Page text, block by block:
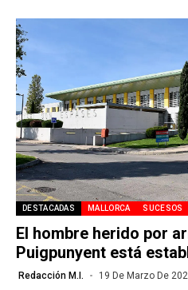
DESTACADAS MALLORCA SUCESOS
El hombre herido por
Puigpunyent está
Redacción M.I. 19 De Marzo De